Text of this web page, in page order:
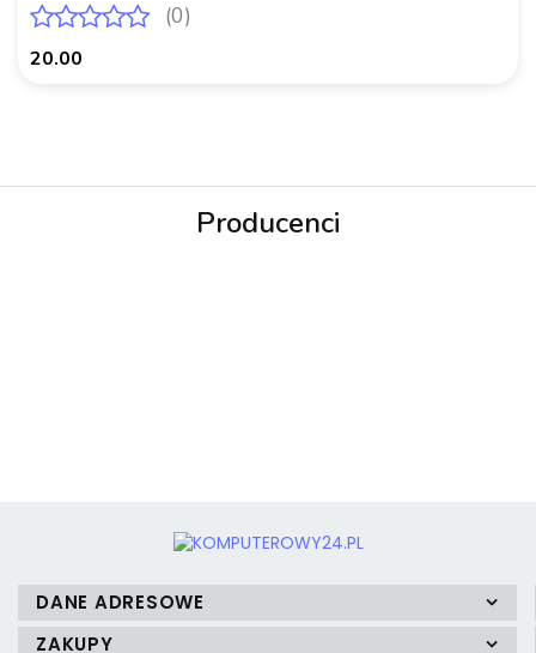
(0)
20.00
Producenci
3mk Protection
DANE ADRESOWE
ZAKUPY